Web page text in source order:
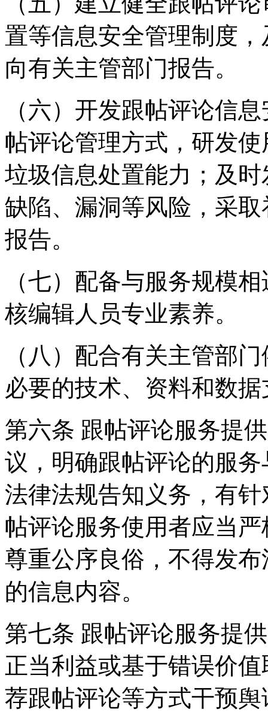
置等信息安全管理制度
向有关主管部门报告。
（六）开发跟帖评论信
帖评论管理方式，研发
垃圾信息处置能力；及
缺陷、漏洞等风险，采
报告。
（七）配备与服务规模
核编辑人员专业素养。
（八）配合有关主管部
必要的技术、资料和数
第六条 跟帖评论服务提
议，明确跟帖评论的服
法律法规告知义务，有
帖评论服务使用者应当
尊重公序良俗，不得发
的信息内容。
第七条 跟帖评论服务提
正当利益或基于错误价
荐跟帖评论等方式干预